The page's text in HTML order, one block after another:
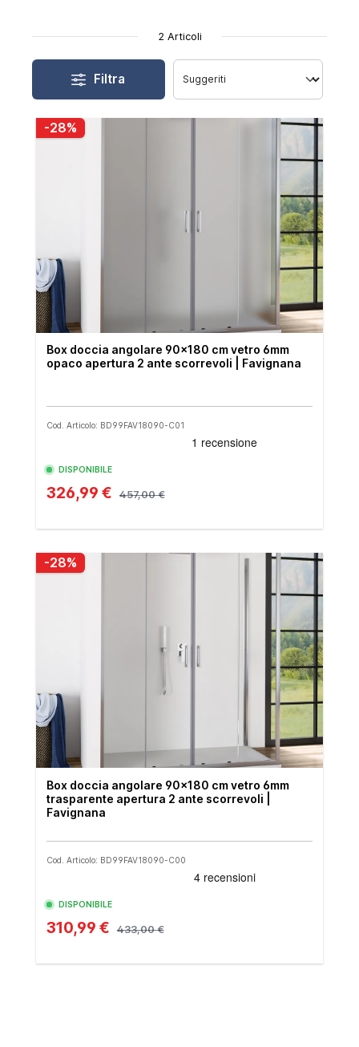
2 Articoli
Filtra
-28%
Box doccia angolare 90x180 cm vetro 6mm
opaco apertura 2 ante scorrevoli | Favignana
Cod. Articolo: BD99FAV18090-C01
DISPONIBILE
326,99 € 457,00 €
-28%
Box doccia angolare 90x180 cm vetro 6mm
trasparente apertura 2 ante scorrevoli |
Favignana
Cod. Articolo: BD99FAV18090-C00
DISPONIBILE
310,99 € 433,00 €